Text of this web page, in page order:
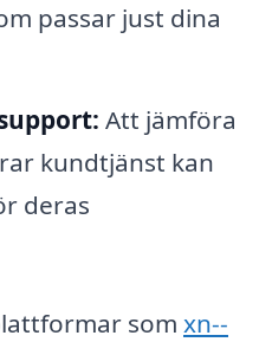
passar just dina
Att jämföra
kundtjänst kan
deras
som xn--